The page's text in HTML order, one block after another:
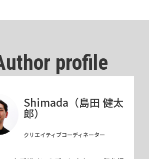
profile
Shimada（島田 健太
郎）
クリエイティブコーディネーター